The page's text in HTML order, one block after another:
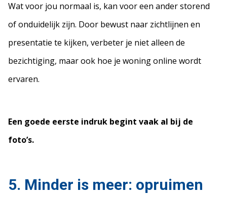
Wat voor jou normaal is, kan voor een ander storend
of onduidelijk zijn. Door bewust naar zichtlijnen en
presentatie te kijken, verbeter je niet alleen de
bezichtiging, maar ook hoe je woning online wordt
ervaren.
Een goede eerste indruk begint vaak al bij de
foto’s.
5. Minder is meer: opruimen